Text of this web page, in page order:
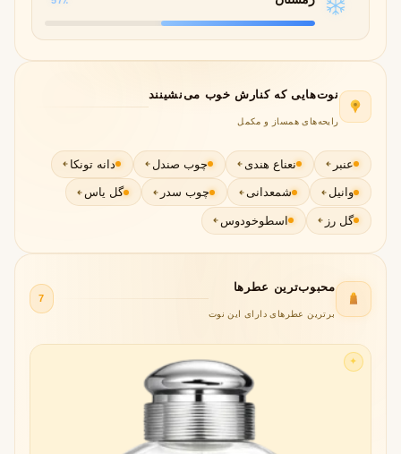
نوت‌هایی که کنارش خوب می‌نشینند
رایحه‌های همساز و مکمل
عنبر نعناع هندی چوب صندل دانه تونکا
وانیل شمعدانی چوب سدر گل یاس
گل رز اسطوخودوس
محبوب‌ترین عطرها
برترین عطرهای دارای این نوت
7
✦